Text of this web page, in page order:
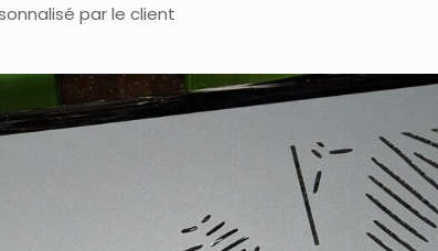
par le client